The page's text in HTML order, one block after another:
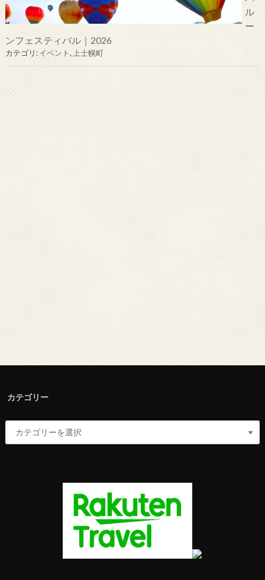
ル
ー
ンフェスティバル｜2026
カテゴリ:イベント,上士幌町
カテゴリー